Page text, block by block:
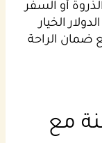
أو السفر
الخيار
ضمان الراحة
مع